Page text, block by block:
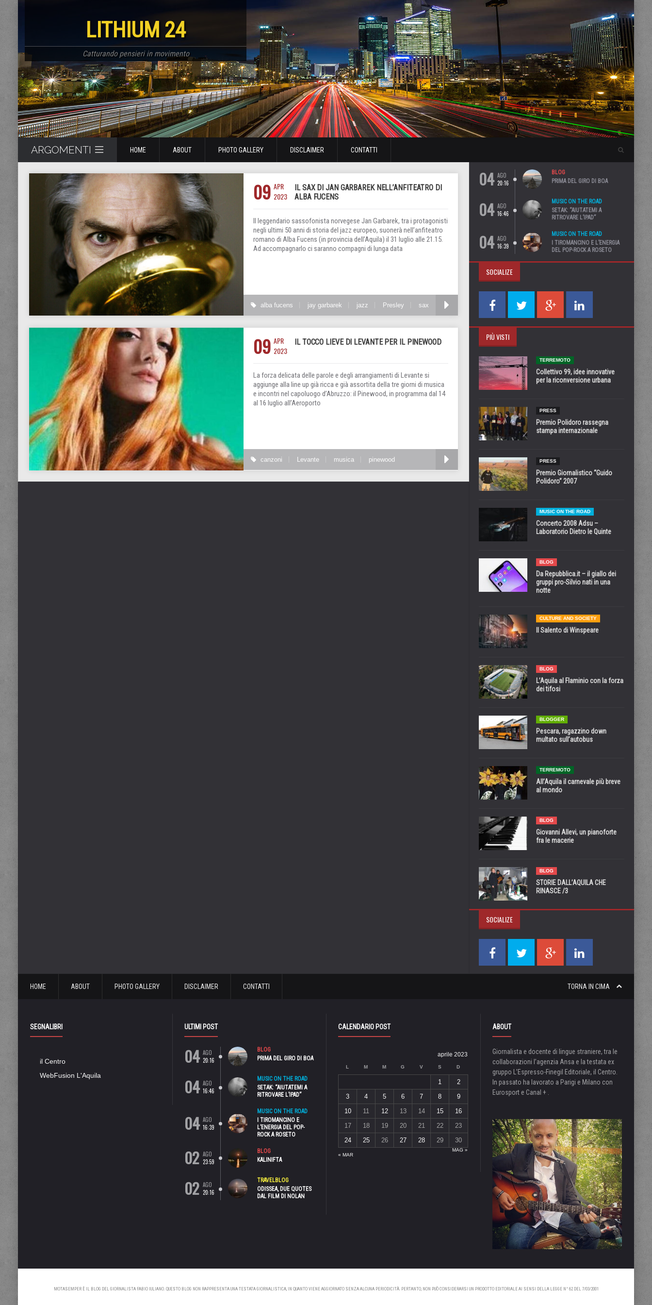
LITHIUM 24
Catturando pensieri in movimento
ARGOMENTI HOME ABOUT PHOTO GALLERY DISCLAIMER CONTATTI
09 APR
2023
IL SAX DI JAN GARBAREK NELL’ANFITEATRO DI
ALBA FUCENS
Il leggendario sassofonista norvegese Jan Garbarek, tra i protagonisti
negli ultimi 50 anni di storia del jazz europeo, suonerà nell’anfiteatro
romano di Alba Fucens (in provincia dell’Aquila) il 31 luglio alle 21.15.
Ad accompagnarlo ci saranno compagni di lunga data
alba fucens jay garbarek jazz Presley sax
09 APR
2023
IL TOCCO LIEVE DI LEVANTE PER IL PINEWOOD
La forza delicata delle parole e degli arrangiamenti di Levante si
aggiunge alla line up già ricca e già assortita della tre giorni di musica
e incontri nel capoluogo d’Abruzzo: il Pinewood, in programma dal 14
al 16 luglio all’Aeroporto
canzoni Levante musica pinewood
04 AGO
20:16
BLOG
PRIMA DEL GIRO DI BOA
04 AGO
16:46
MUSIC ON THE ROAD
SETAK: “AIUTATEMI A
RITROVARE L’IPAD”
04 AGO
16:39
MUSIC ON THE ROAD
I TIROMANCINO E L’ENERGIA
DEL POP-ROCK A ROSETO
SOCIALIZE
PIÙ VISTI
TERREMOTO
Collettivo 99, idee innovative
per la riconversione urbana
PRESS
Premio Polidoro rassegna
stampa internazionale
PRESS
Premio Giornalistico “Guido
Polidoro” 2007
MUSIC ON THE ROAD
Concerto 2008 Adsu –
Laboratorio Dietro le Quinte
BLOG
Da Repubblica.it – il giallo dei
gruppi pro-Silvio nati in una
notte
CULTURE AND SOCIETY
Il Salento di Winspeare
BLOG
L’Aquila al Flaminio con la forza
dei tifosi
BLOGGER
Pescara, ragazzino down
multato sull’autobus
TERREMOTO
All’Aquila il carnevale più breve
al mondo
BLOG
Giovanni Allevi, un pianoforte
fra le macerie
BLOG
STORIE DALL’AQUILA CHE
RINASCE /3
SOCIALIZE
TORNA IN CIMA
HOME ABOUT PHOTO GALLERY DISCLAIMER CONTATTI
SEGNALIBRI
il Centro
WebFusion L'Aquila
ULTIMI POST
04 AGO
20:16
BLOG
PRIMA DEL GIRO DI BOA
04 AGO
16:46
MUSIC ON THE ROAD
SETAK: “AIUTATEMI A
RITROVARE L’IPAD”
04 AGO
16:39
MUSIC ON THE ROAD
I TIROMANCINO E
L’ENERGIA DEL POP-
ROCK A ROSETO
02 AGO
23:59
BLOG
KALINIFTA
02 AGO
20:16
TRAVELBLOG
ODISSEA, DUE QUOTES
DAL FILM DI NOLAN
CALENDARIO POST
aprile 2023
L M M G V S D
« MAR
MAG »
1
2
3
4 5 6 7 8
9
10
11 12 13 14 15
16
17
18 19 20 21 22
23
24
25 26 27 28 29 30
ABOUT
Giornalista e docente di lingue straniere, tra le
collaborazioni l’agenzia Ansa e la testata ex
gruppo L’Espresso-Finegil Editoriale, il Centro.
In passato ha lavorato a Parigi e Milano con
Eurosport e Canal + .
MOTASEMPER È IL BLOG DEL GIORNALISTA FABIO IULIANO. QUESTO BLOG NON RAPPRESENTA UNA TESTATA GIORNALISTICA, IN QUANTO VIENE AGGIORNATO SENZA ALCUNA PERIODICITÀ. PERTANTO, NON PUÒ CONSIDERARSI UN PRODOTTO EDITORIALE AI SENSI DELLA LEGGE N° 62 DEL 7/03/2001